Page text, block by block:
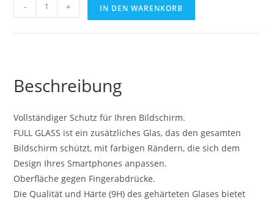
GLASS
Black
Menge
- + IN DEN WARENKORB
Beschreibung
Vollständiger Schutz für Ihren Bildschirm.
FULL GLASS ist ein zusätzliches Glas, das den gesamten
Bildschirm schützt, mit farbigen Rändern, die sich dem
Design Ihres Smartphones anpassen.
Oberfläche gegen Fingerabdrücke.
Die Qualität und Härte (9H) des gehärteten Glases bietet